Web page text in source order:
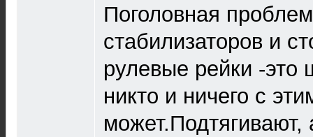
Поголовная
стабилизаторов и
рулевые рейки -это
никто и ничего с
может.Подтягивают,